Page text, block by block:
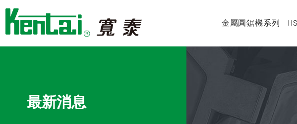
金屬圓鋸機系列
最新消息
Cookie管理面板